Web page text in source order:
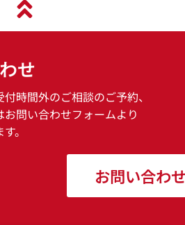
せ
時間外のご相談のご予約、
問い合わせフォームより
。
お問い合わ